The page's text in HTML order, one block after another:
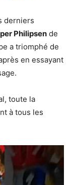
derniers
Philipsen de
a triomphé de
en essayant
toute la
à tous les